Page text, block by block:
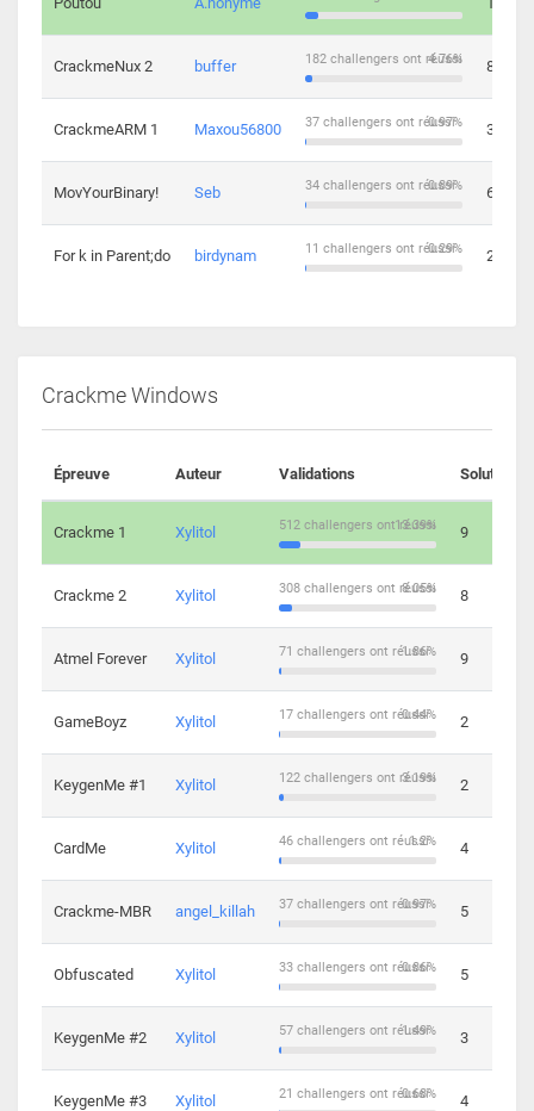
CrackmeNux 2 buffer 4.76%
182 challengers ont réussi 8
CrackmeARM 1 Maxou56800 0.97%
37 challengers ont réussi 3
MovYourBinary! Seb 0.89%
34 challengers ont réussi 6
For k in Parent;do birdynam 0.29%
11 challengers ont réussi 2
Crackme Windows
Épreuve Auteur Validations Solutions
Crackme 1 Xylitol 13.39%
512 challengers ont réussi 9
Crackme 2 Xylitol 8.05%
308 challengers ont réussi 8
Atmel Forever Xylitol 1.86%
71 challengers ont réussi 9
GameBoyz Xylitol 0.44%
17 challengers ont réussi 2
KeygenMe #1 Xylitol 3.19%
122 challengers ont réussi 2
CardMe Xylitol 1.2%
46 challengers ont réussi 4
Crackme-MBR angel_killah 0.97%
37 challengers ont réussi 5
Obfuscated Xylitol 0.86%
33 challengers ont réussi 5
KeygenMe #2 Xylitol 1.49%
57 challengers ont réussi 3
KeygenMe #3 Xylitol 0.68%
21 challengers ont réussi 4